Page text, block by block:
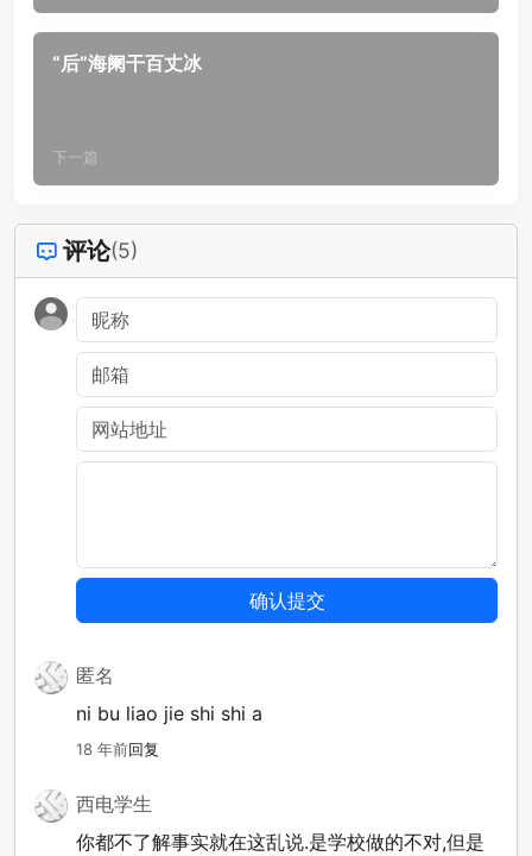
“后”海阑干百丈冰
下一篇
评论(5)
匿名
ni bu liao jie shi shi a
18 年前回复
西电学生
你都不了解事实就在这乱说.是学校做的不对,但是